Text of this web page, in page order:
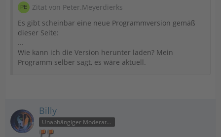
Zitat von Peter.Meyerdierks
Es gibt scheinbar eine neue Programmversion gemäß
dieser Seite:
...
Wie kann ich die Version herunter laden? Mein
Programm selber sagt, es wäre aktuell.
Billy
Unabhängiger Moderator